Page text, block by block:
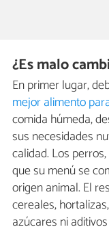
¿Es malo
En primer lugar,
mejor alimento
comida húmeda,
sus necesidades
calidad. Los
que su menú se
origen animal. El
cereales,
azúcares ni